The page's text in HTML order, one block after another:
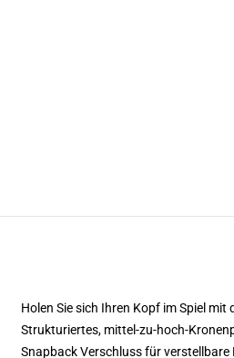
Holen Sie sich Ihren Kopf im Spiel
Strukturiertes, mittel-zu-hoch-
Snapback Verschluss für verstellbare